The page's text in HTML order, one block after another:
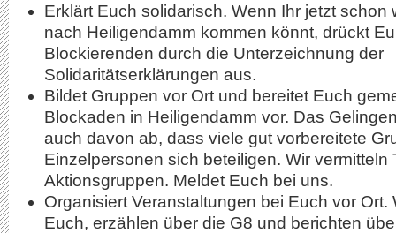
Erklärt Euch solidarisch. Wenn Ihr jetzt schon
nach Heiligendamm kommen könnt, drückt
Blockierenden durch die Unterzeichnung der
Solidaritätserklärungen aus.
Bildet Gruppen vor Ort und bereitet Euch
Blockaden in Heiligendamm vor. Das
auch davon ab, dass viele gut vorbereitete
Einzelpersonen sich beteiligen. Wir vermitteln
Aktionsgruppen. Meldet Euch bei uns.
Organisiert Veranstaltungen bei Euch vor Ort.
Euch, erzählen über die G8 und berichten